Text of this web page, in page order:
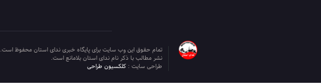
تمام حقوق این وب سایت برای پایگاه خبری ندای استان محفوظ است.
نشر مطالب با ذکر نام ندای استان بلامانع است.
طراحی سایت : کلکسیون طراحی